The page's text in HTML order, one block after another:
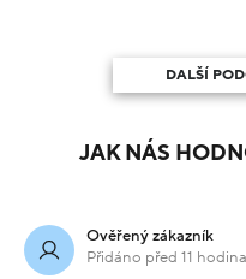
DALŠÍ
JAK NÁS
Ověřený zákazník
Přidáno před 11